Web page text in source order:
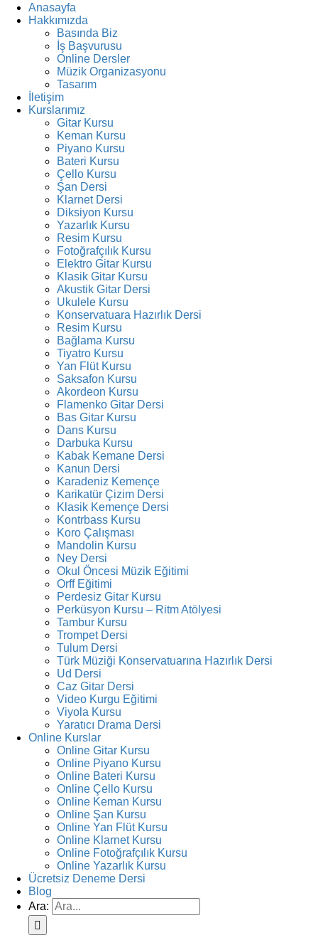
Anasayfa
Hakkımızda
Basında Biz
İş Başvurusu
Online Dersler
Müzik Organizasyonu
Tasarım
İletişim
Kurslarımız
Gitar Kursu
Keman Kursu
Piyano Kursu
Bateri Kursu
Çello Kursu
Şan Dersi
Klarnet Dersi
Diksiyon Kursu
Yazarlık Kursu
Resim Kursu
Fotoğrafçılık Kursu
Elektro Gitar Kursu
Klasik Gitar Kursu
Akustik Gitar Dersi
Ukulele Kursu
Konservatuara Hazırlık Dersi
Resim Kursu
Bağlama Kursu
Tiyatro Kursu
Yan Flüt Kursu
Saksafon Kursu
Akordeon Kursu
Flamenko Gitar Dersi
Bas Gitar Kursu
Dans Kursu
Darbuka Kursu
Kabak Kemane Dersi
Kanun Dersi
Karadeniz Kemençe
Karikatür Çizim Dersi
Klasik Kemençe Dersi
Kontrbass Kursu
Koro Çalışması
Mandolin Kursu
Ney Dersi
Okul Öncesi Müzik Eğitimi
Orff Eğitimi
Perdesiz Gitar Kursu
Perküsyon Kursu – Ritm Atölyesi
Tambur Kursu
Trompet Dersi
Tulum Dersi
Türk Müziği Konservatuarına Hazırlık Dersi
Ud Dersi
Caz Gitar Dersi
Video Kurgu Eğitimi
Viyola Kursu
Yaratıcı Drama Dersi
Online Kurslar
Online Gitar Kursu
Online Piyano Kursu
Online Bateri Kursu
Online Çello Kursu
Online Keman Kursu
Online Şan Kursu
Online Yan Flüt Kursu
Online Klarnet Kursu
Online Fotoğrafçılık Kursu
Online Yazarlık Kursu
Ücretsiz Deneme Dersi
Blog
Ara: